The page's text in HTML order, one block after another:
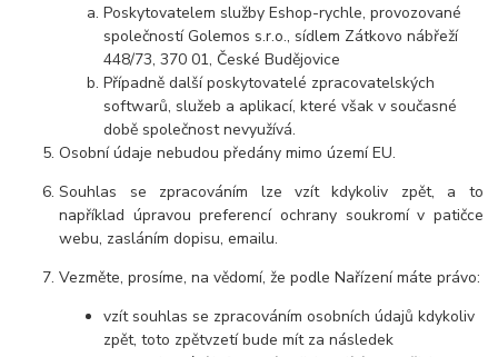
Poskytovatelem služby Eshop-rychle, provozované
společností Golemos s.r.o., sídlem Zátkovo nábřeží
448/73, 370 01, České Budějovice
Případně další poskytovatelé zpracovatelských
softwarů, služeb a aplikací, které však v současné
době společnost nevyužívá.
Osobní údajenebudou předány mimo území EU.
Souhlas se zpracováním lze vzít kdykoliv zpět, a to
například úpravou preferencí ochrany soukromí v patičce
webu, zasláním dopisu, emailu.
Vezměte, prosíme, na vědomí, že podle Nařízení máte právo:
vzít souhlas se zpracováním osobních údajů kdykoliv
zpět, toto zpětvzetí bude mít za následek